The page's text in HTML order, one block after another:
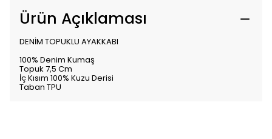
Ürün Açıklaması
DENİM TOPUKLU AYAKKABI
100% Denim Kumaş
Topuk 7,5 Cm
İç Kısım 100% Kuzu Derisi
Taban TPU